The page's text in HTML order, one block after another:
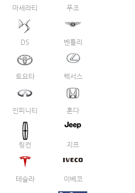
마세라티 푸조
DS 벤틀리
토요타 렉서스
인피니티 혼다
링컨 지프
테슬라 이베코